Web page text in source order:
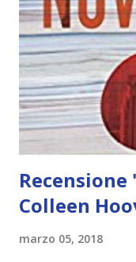
Colleen
marzo 05, 2018